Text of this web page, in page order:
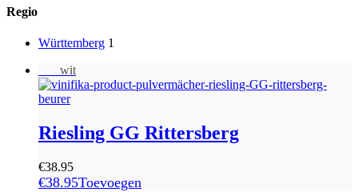
Regio
Württemberg 1
wit
Riesling GG Rittersberg
€38.95
€38.95Toevoegen